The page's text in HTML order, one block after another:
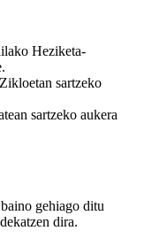
Heziketa-
sartzeko
sartzeko aukera
gehiago ditu
dira.